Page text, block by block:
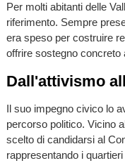
Per molti abitanti delle
riferimento. Sempre
era speso per costruire
offrire sostegno
Dall'attivismo
Il suo impegno civico lo
percorso politico. Vicino
scelto di candidarsi al
rappresentando i